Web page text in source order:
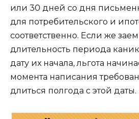
или 30 дней со дня
для потребительского и
соответственно. Если же
длительность периода
дату их начала, льгота
момента написания
длиться полгода с этой даты.